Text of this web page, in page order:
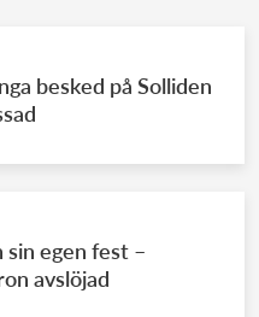
besked på Solliden
egen fest –
avslöjad